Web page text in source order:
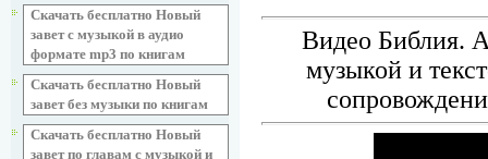
Скачать бесплатно Новый
завет с музыкой в аудио
формате mp3 по книгам
Скачать бесплатно Новый
завет без музыки по книгам
Скачать бесплатно Новый
завет по главам с музыкой и
Видео Библия.
музыкой и